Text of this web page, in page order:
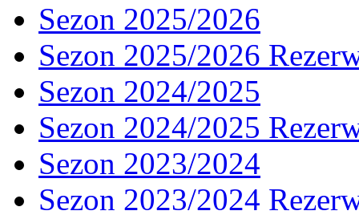
Sezon 2025/2026
Sezon 2025/2026
Sezon 2024/2025
Sezon 2024/2025
Sezon 2023/2024
Sezon 2023/2024